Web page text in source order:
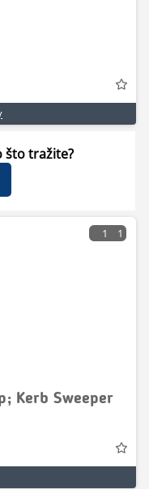
što tražite?
1 1
Kerb Sweeper